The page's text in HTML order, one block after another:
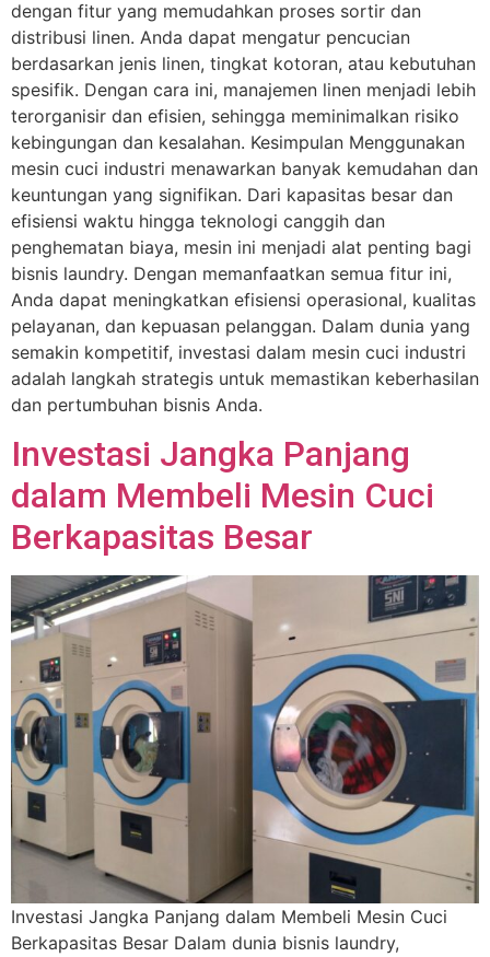
dengan fitur yang memudahkan proses sortir dan
distribusi linen. Anda dapat mengatur pencucian
berdasarkan jenis linen, tingkat kotoran, atau kebutuhan
spesifik. Dengan cara ini, manajemen linen menjadi lebih
terorganisir dan efisien, sehingga meminimalkan risiko
kebingungan dan kesalahan. Kesimpulan Menggunakan
mesin cuci industri menawarkan banyak kemudahan dan
keuntungan yang signifikan. Dari kapasitas besar dan
efisiensi waktu hingga teknologi canggih dan
penghematan biaya, mesin ini menjadi alat penting bagi
bisnis laundry. Dengan memanfaatkan semua fitur ini,
Anda dapat meningkatkan efisiensi operasional, kualitas
pelayanan, dan kepuasan pelanggan. Dalam dunia yang
semakin kompetitif, investasi dalam mesin cuci industri
adalah langkah strategis untuk memastikan keberhasilan
dan pertumbuhan bisnis Anda.
Investasi Jangka Panjang
dalam Membeli Mesin Cuci
Berkapasitas Besar
Investasi Jangka Panjang dalam Membeli Mesin Cuci
Berkapasitas Besar Dalam dunia bisnis laundry,